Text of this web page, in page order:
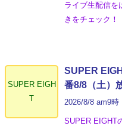
ライブ生配信
きをチェック！
SUPER EIGH
T
SUPER
番8/8（土）
2026/8/8 am9時
SUPER EIGHT